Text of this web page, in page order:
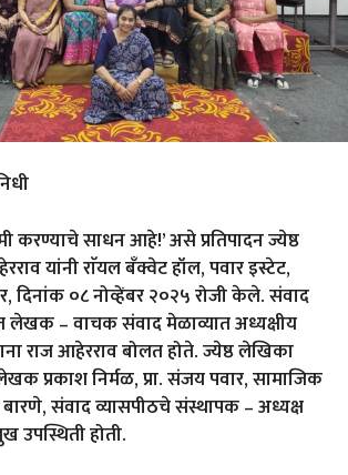
करण्याचे साधन आहे!’ असे प्रतिपादन ज्येष्ठ
यांनी राॅयल बँक्वेट हॉल, पवार इस्टेट,
दिनांक ०८ नोव्हेंबर २०२५ रोजी केले. संवाद
लेखक – वाचक संवाद मेळाव्यात अध्यक्षीय
राज आहेरराव बोलत होते. ज्येष्ठ लेखिका
प्रकाश निर्मळ, प्रा. संजय पवार, सामाजिक
बारणे, संवाद व्यासपीठचे संस्थापक – अध्यक्ष
उपस्थिती होती.